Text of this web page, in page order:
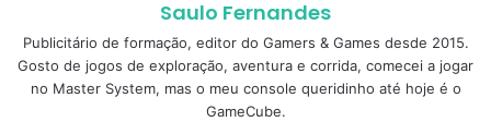
Saulo Fernandes
Publicitário de formação, editor do Gamers & Games desde 2015.
Gosto de jogos de exploração, aventura e corrida, comecei a jogar
no Master System, mas o meu console queridinho até hoje é o
GameCube.